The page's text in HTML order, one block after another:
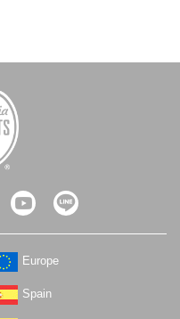
Europe
Spain